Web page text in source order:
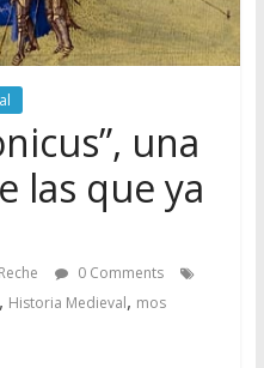
una
las que ya
0 Comments
Historia Medieval, mos